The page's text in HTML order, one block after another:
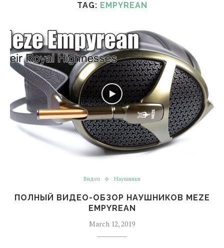
TAG: EMPYREAN
Видео Наушники
ПОЛНЫЙ ВИДЕО-ОБЗОР НАУШНИКОВ MEZE
EMPYREAN
March 12, 2019